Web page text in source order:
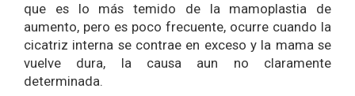
que es lo más temido de la mamoplastia de
aumento, pero es poco frecuente, ocurre cuando la
cicatriz interna se contrae en exceso y la mama se
vuelve dura, la causa aun no claramente
determinada.